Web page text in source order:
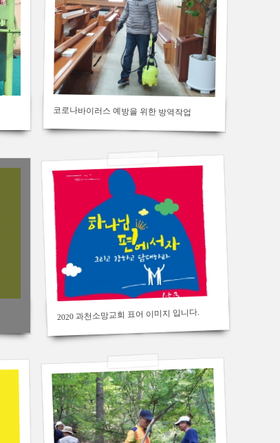
코로나바이러스 예방을 위한 방역작업
2020 과천소망교회 표어 이미지 입니다.
328
2019/05/01
by김용백
Views377